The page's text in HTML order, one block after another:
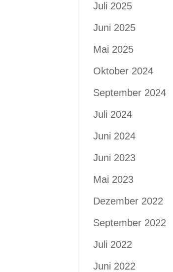
Juli 2025
Juni 2025
Mai 2025
Oktober 2024
September 2024
Juli 2024
Juni 2024
Juni 2023
Mai 2023
Dezember 2022
September 2022
Juli 2022
Juni 2022